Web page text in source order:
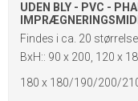
UDEN BLY - PVC -
Findes i ca. 20
BxH:: 90 x 200, 120 x
180 x 180/190/200/